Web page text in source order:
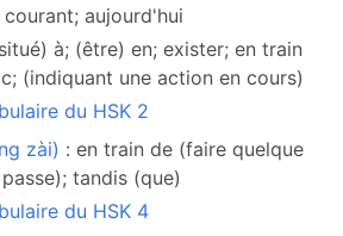
courant; aujourd'hui
à; (être) en; exister; en train
(indiquant une action en cours)
du HSK 2
zài) : en train de (faire quelque
tandis (que)
du HSK 4